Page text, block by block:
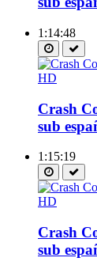
1:14:48
Crash
sub
1:15:19
Crash
sub